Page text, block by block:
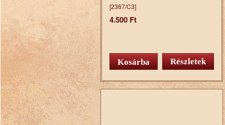
[2367/C3]
4.500 Ft
Részletek